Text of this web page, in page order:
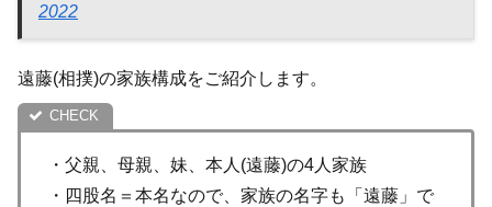
2022
遠藤(相撲)の家族構成をご紹介します。
・父親、母親、妹、本人(遠藤)の4人家族
・四股名＝本名なので、家族の名字も「遠藤」で